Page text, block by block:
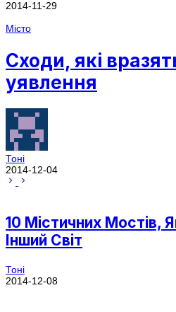
2014-11-29
Місто
Сходи, які
уявлення
Тоні
2014-12-04
10 Містичних Мостів,
Інший Світ
Тоні
2014-12-08